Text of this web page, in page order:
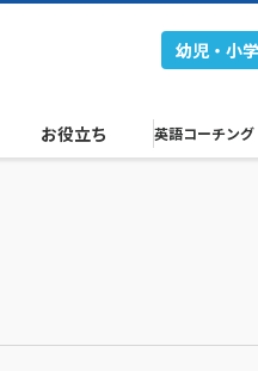
幼児・小
お役立ち 英語コーチング